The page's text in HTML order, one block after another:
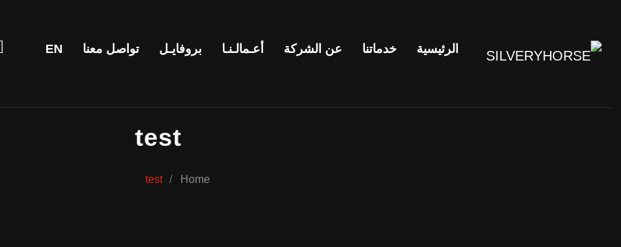
الرئيسية خدماتنا عن الشركة أعـمالـنـا بروفايـل تواصل معنا EN
test
Home
test